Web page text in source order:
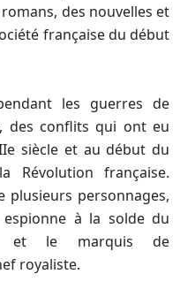
des nouvelles et
française du début
les guerres de
des conflits qui ont eu
siècle et au début du
Révolution française.
plusieurs personnages,
à la solde du
et le marquis de
royaliste.